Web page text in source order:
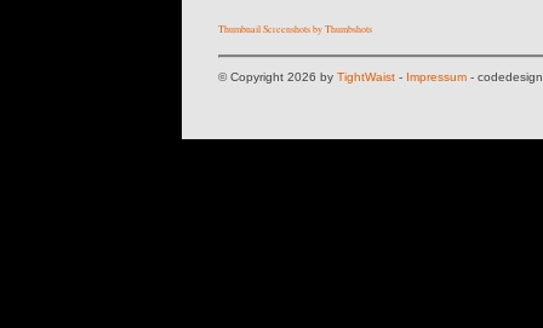
Thumbnail Screenshots by Thumbshots
© Copyright 2026 by TightWaist - Impressum -